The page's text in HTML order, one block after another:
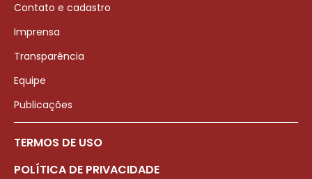
Contato e cadastro
Imprensa
Transparência
Equipe
Publicações
TERMOS DE USO
POLÍTICA DE PRIVACIDADE